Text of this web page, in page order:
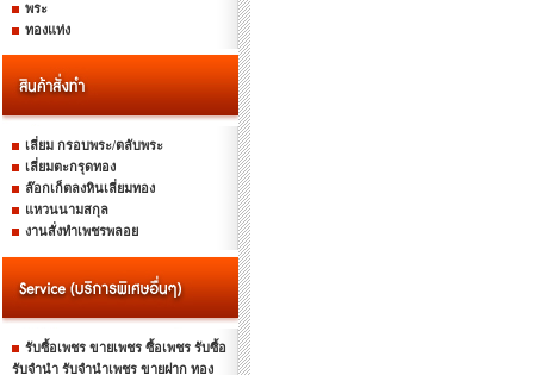
พระ
ทองแท่ง
เลี่ยม กรอบพระ/ตลับพระ
เลี่ยมตะกรุดทอง
ล๊อกเก็ตลงหินเลี่ยมทอง
แหวนนามสกุล
งานสั่งทำเพชรพลอย
รับซื้อเพชร ขายเพชร ซื้อเพชร รับซื้อ
รับจำนำ รับจำนำเพชร ขายฝาก ทอง